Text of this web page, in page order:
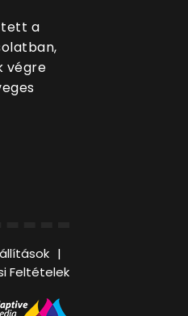
tett a
végre
Feltételek